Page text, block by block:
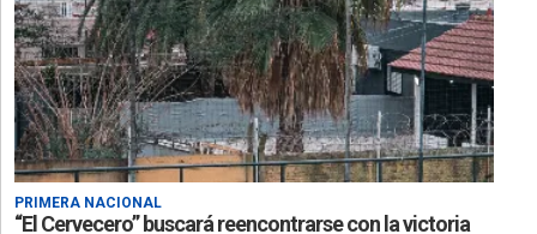
PRIMERA NACIONAL
“El Cervecero” buscará reencontrarse con la victoria